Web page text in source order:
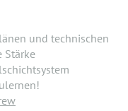
und technischen
Stärke